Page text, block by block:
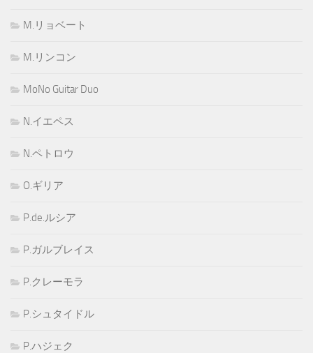
M.リョベート
M.リンコン
MoNo Guitar Duo
N.イエペス
N.ペトロウ
O.ギリア
P.de.ルシア
P.ガルブレイス
P.クレーモラ
P.シュタイドル
P.ハジェク